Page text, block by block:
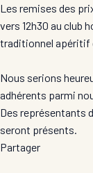
Les remises des
vers 12h30 au club
traditionnel apéritif
Nous serions
adhérents parmi
Des représentants
seront présents.
Partager